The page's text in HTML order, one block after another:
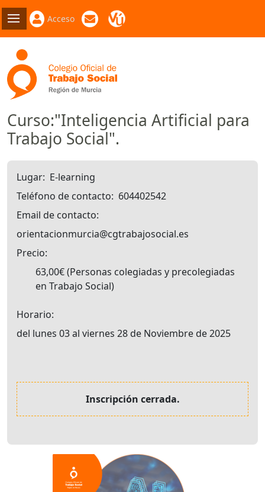
Acceso
Curso:"Inteligencia Artificial para
Trabajo Social".
Lugar E-learning
Teléfono de contacto
604402542
Email de contacto
orientacionmurcia@cgtrabajosocial.es
Precio
63,00€ Personas colegiadas y precolegiadas
en Trabajo Social
Horario
del lunes 03 al viernes 28 de Noviembre de 2025
Inscripción cerrada.